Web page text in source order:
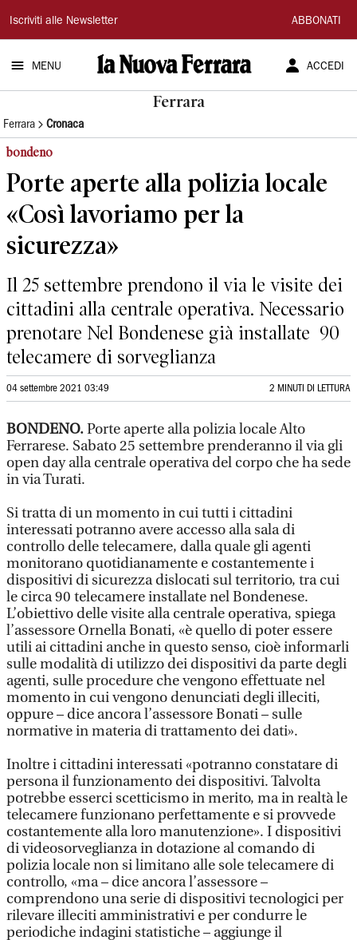
La
Nuova
Ferrara
Iscriviti alle Newsletter ABBONATI
MENU ACCEDI
Ferrara
Ferrara Cronaca
bondeno
Porte aperte alla polizia locale
«Così lavoriamo per la
sicurezza»
Il 25 settembre prendono il via le visite dei
cittadini alla centrale operativa. Necessario
prenotare Nel Bondenese già installate 90
telecamere di sorveglianza
04 settembre 2021 03:49 2 MINUTI DI LETTURA
BONDENO.Porte aperte alla polizia locale Alto
Ferrarese. Sabato 25 settembre prenderanno il via gli
open day alla centrale operativa del corpo che ha sede
in via Turati.
Si tratta di un momento in cui tutti i cittadini
interessati potranno avere accesso alla sala di
controllo delle telecamere, dalla quale gli agenti
monitorano quotidianamente e costantemente i
dispositivi di sicurezza dislocati sul territorio, tra cui
le circa 90 telecamere installate nel Bondenese.
L’obiettivo delle visite alla centrale operativa, spiega
l’assessore Ornella Bonati, «è quello di poter essere
utili ai cittadini anche in questo senso, cioè informarli
sulle modalità di utilizzo dei dispositivi da parte degli
agenti, sulle procedure che vengono effettuate nel
momento in cui vengono denunciati degli illeciti,
oppure – dice ancora l’assessore Bonati – sulle
normative in materia di trattamento dei dati».
Inoltre i cittadini interessati «potranno constatare di
persona il funzionamento dei dispositivi. Talvolta
potrebbe esserci scetticismo in merito, ma in realtà le
telecamere funzionano perfettamente e si provvede
costantemente alla loro manutenzione». I dispositivi
di videosorveglianza in dotazione al comando di
polizia locale non si limitano alle sole telecamere di
controllo, «ma – dice ancora l’assessore –
comprendono una serie di dispositivi tecnologici per
rilevare illeciti amministrativi e per condurre le
periodiche indagini statistiche – aggiunge il